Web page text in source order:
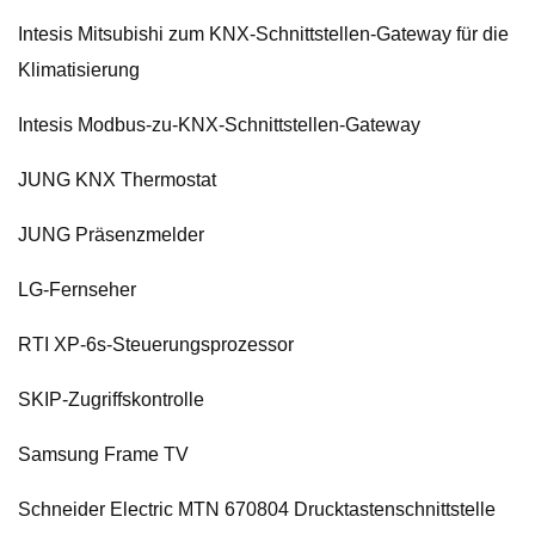
Intesis Mitsubishi zum KNX-Schnittstellen-Gateway für die
Klimatisierung
Intesis Modbus-zu-KNX-Schnittstellen-Gateway
JUNG KNX Thermostat
JUNG Präsenzmelder
LG-Fernseher
RTI XP-6s-Steuerungsprozessor
SKIP-Zugriffskontrolle
Samsung Frame TV
Schneider Electric MTN 670804 Drucktastenschnittstelle